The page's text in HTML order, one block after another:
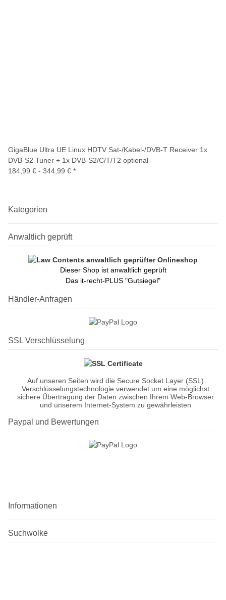
GigaBlue Ultra UE Linux HDTV Sat-/Kabel-/DVB-T Receiver 1x
DVB-S2 Tuner + 1x DVB-S2/C/T/T2 optional
184,99 € - 344,99 € *
Kategorien
Anwaltlich geprüft
Dieser Shop ist anwaltlich geprüft
Das it-recht-PLUS "Gutsiegel"
Händler-Anfragen
SSL Verschlüsselung
Auf unseren Seiten wird die Secure Socket Layer (SSL)
Verschlüsselungstechnologie verwendet um eine möglichst
sichere Übertragung der Daten zwischen Ihrem Web-Browser
und unserem Internet-System zu gewährleisten
Paypal und Bewertungen
Informationen
Suchwolke